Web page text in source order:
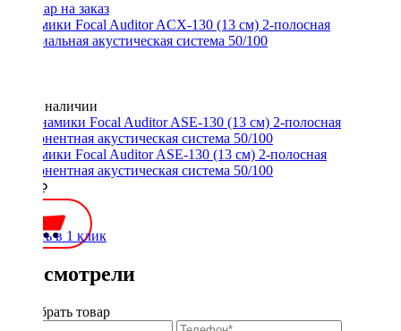
Динамики Focal Auditor ACX-130 (13 см) 2-полосная
коаксиальная акустическая система 50/100
Нет в наличии
Динамики Focal Auditor ASE-130 (13 см) 2-полосная
компонентная акустическая система 50/100
8800 ₽
Купить в 1 клик
Вы смотрели
Подобрать товар